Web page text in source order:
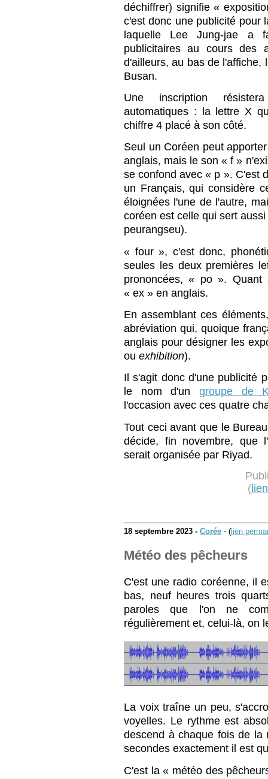
déchiffrer) signifie «
c'est donc une publicité pour
laquelle Lee Jung-jae a
publicitaires au cours des
d'ailleurs, au bas de l'affiche,
Busan.
Une inscription
automatiques : la lettre X
chiffre 4 placé à son côté.
Seul un Coréen peut
anglais, mais le son « f »
se confond avec « p ». C'est
un Français, qui considère
éloignées l'une de l'autre,
coréen est celle qui sert
peurangseu).
« four », c'est donc,
seules les deux premières
prononcées, « po ».
« ex » en anglais.
En assemblant ces
abréviation qui, quoique
anglais pour désigner les
ou exhibition).
Il s'agit donc d'une publicité
le nom d'un groupe de
l'occasion avec ces quatre
Tout ceci avant que le
décide, fin novembre, que
serait organisée par Riyad.
(
18 septembre 2023 - Corée - (lien
Météo des pêcheurs
C'est une radio coréenne, il
bas, neuf heures trois
paroles que l'on ne
régulièrement et, celui-là, on
La voix traîne un peu,
voyelles. Le rythme est
descend à chaque fois de la
secondes exactement il est
C'est la « météo des